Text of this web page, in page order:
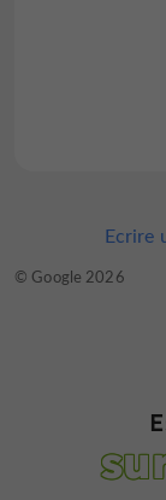
Ecrire
© Google 2026